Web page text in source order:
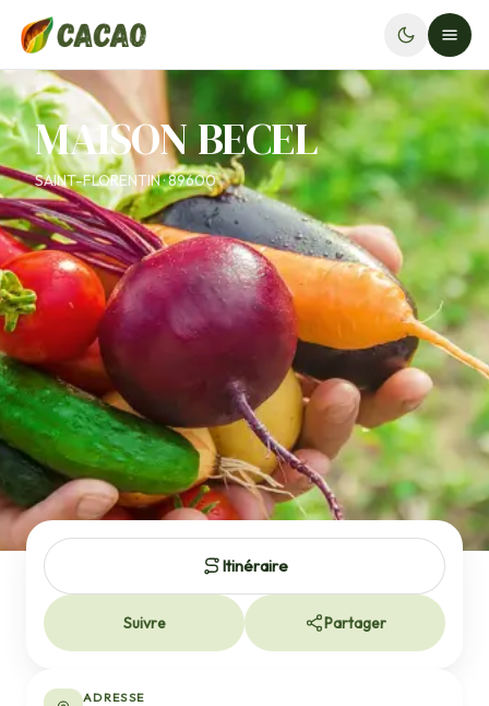
MAISON BECEL
SAINT-FLORENTIN · 89600
Itinéraire
Suivre Partager
ADRESSE